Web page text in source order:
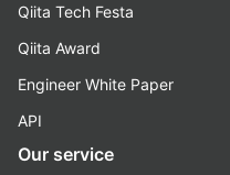
Qiita Tech Festa
Qiita Award
Engineer White Paper
API
Our service